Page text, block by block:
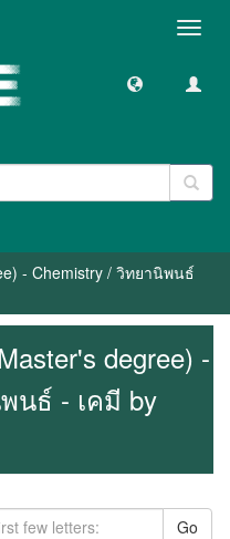
- Chemistry / วิทยานิพนธ์
degree) -
นธ์ - เคมี by
Go